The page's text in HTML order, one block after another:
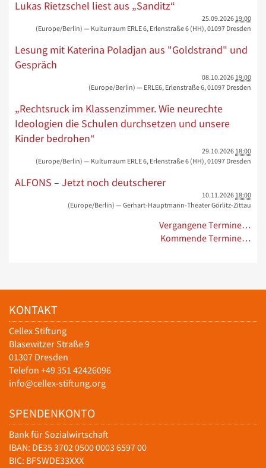
Lukas Rietzschel liest aus „Sanditz“
25.09.2026 19:00
(Europe/Berlin) — Kulturraum ERLE 6, Erlenstraße 6 (HH), 01097 Dresden
Lesung mit Katerina Poladjan aus "Goldstrand" und
Gespräch
08.10.2026 19:00
(Europe/Berlin) — ERLE6, Erlenstraße 6, 01097 Dresden
„Rechtsruck im Klassenzimmer. Wie neurechte
Ideologien die Schulen durchsetzen und unsere
Kinder bedrohen“
29.10.2026 18:00
(Europe/Berlin) — Kulturraum ERLE 6, Erlenstraße 6 (HH), 01097 Dresden
ALFONS – Jetzt noch deutscherer
10.11.2026 18:00
(Europe/Berlin) — Gerhart-Hauptmann-Theater Görlitz-Zittau
Vergangene Termine…
Kommende Termine…
KONTAKT
Cellex Stiftung
Blasewitzer Straße 9
01307 Dresden
Telefon +49 351 42426096
info@cellex-stiftung.org
SPENDENKONTO
Bank für Sozialwirtschaft
IBAN: DE35 3702 0500 0003 6597 00
BIC: BFSWDE33XXX